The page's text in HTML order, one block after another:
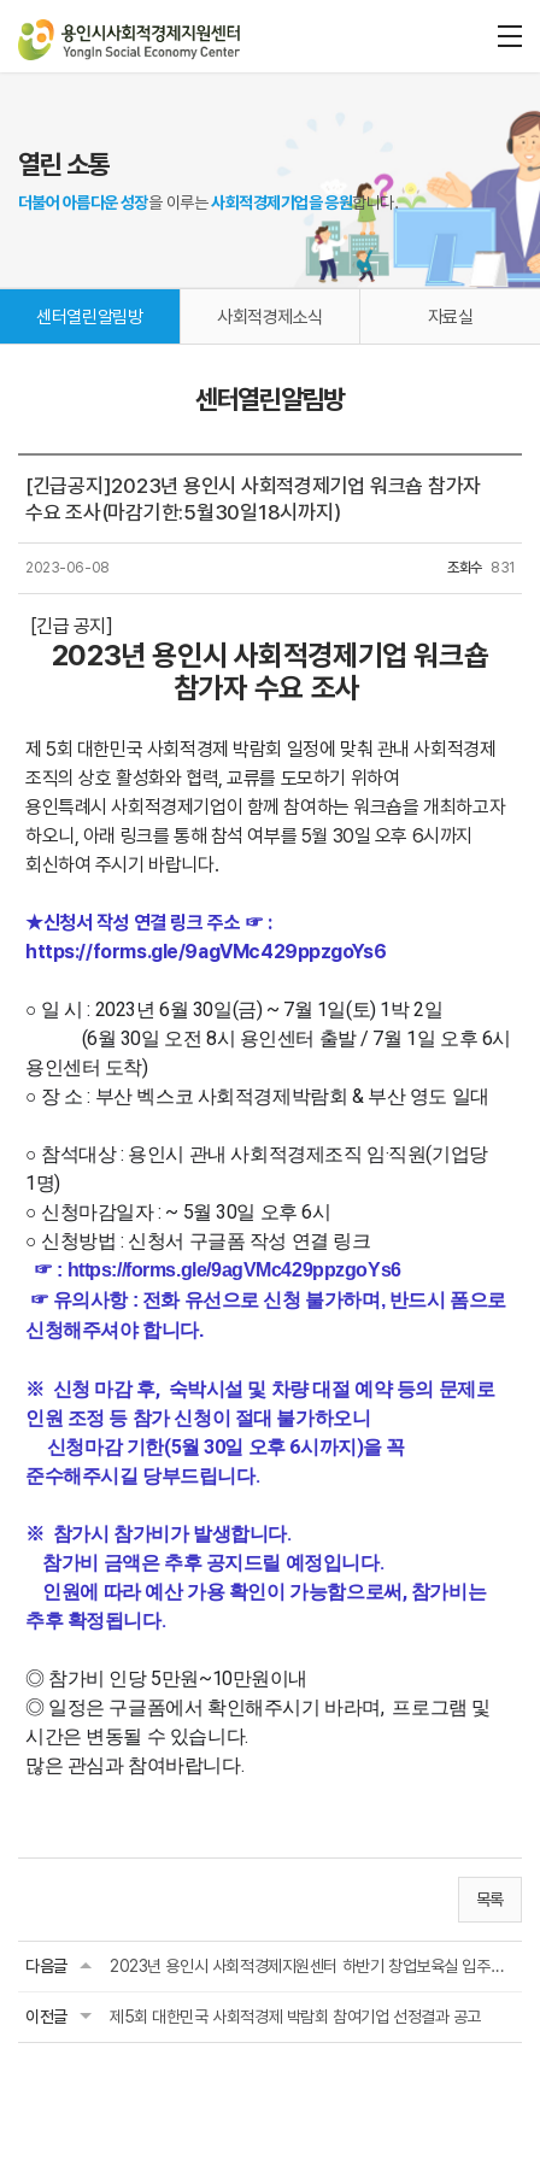
열린 소통
더불어 아름다운 성장을 이루는사회적경제기업을 응원합니다.
센터열린알림방 사회적경제소식 자료실
센터열린알림방
[긴급공지]2023년 용인시 사회적경제기업 워크숍 참가자
수요 조사(마감기한:5월30일18시까지)
2023-06-08 조회수 831
[긴급 공지]
2023년 용인시 사회적경제기업 워크숍
참가자 수요 조사
제 5회 대한민국 사회적경제 박람회 일정에 맞춰 관내 사회적경제
조직의 상호 활성화와 협력, 교류를 도모하기 위하여
용인특례시 사회적경제기업이 함께 참여하는 워크숍을 개최하고자
하오니, 아래 링크를 통해 참석 여부를 5월 30일 오후 6시까지
회신하여 주시기 바랍니다.
★신청서 작성 연결 링크 주소 ☞ :
https://forms.gle/9agVMc429ppzgoYs6
○ 일 시 : 2023년 6월 30일(금) ~ 7월 1일(토) 1박 2일
(6월 30일 오전 8시 용인센터 출발 / 7월 1일 오후 6시
용인센터 도착)
○ 장 소 : 부산 벡스코 사회적경제박람회 & 부산 영도 일대
○ 참석대상: 용인시 관내 사회적경제조직 임·직원(기업당
1명)
○ 신청마감일자 : ~ 5월 30일 오후 6시
○ 신청방법 : 신청서 구글폼 작성 연결 링크
☞ : https://forms.gle/9agVMc429ppzgoYs6
☞ 유의사항 : 전화 유선으로 신청 불가하며, 반드시 폼으로
신청해주셔야 합니다.
※ 신청 마감 후, 숙박시설 및 차량 대절 예약 등의 문제로
인원 조정 등 참가 신청이 절대 불가하오니
신청마감 기한(5월 30일 오후 6시까지)을 꼭
준수해주시길 당부드립니다.
※ 참가시 참가비가 발생합니다.
참가비 금액은 추후 공지드릴 예정입니다.
인원에 따라 예산 가용 확인이 가능함으로써, 참가비는
추후 확정됩니다.
◎ 참가비 인당 5만원~10만원이내
◎ 일정은 구글폼에서 확인해주시기 바라며, 프로그램 및
시간은 변동될 수 있습니다.
많은 관심과 참여바랍니다.
목록
다음글 2023년 용인시 사회적경제지원센터 하반기 창업보육실 입주팀 모집 공고
이전글 제5회 대한민국 사회적경제 박람회 참여기업 선정결과 공고